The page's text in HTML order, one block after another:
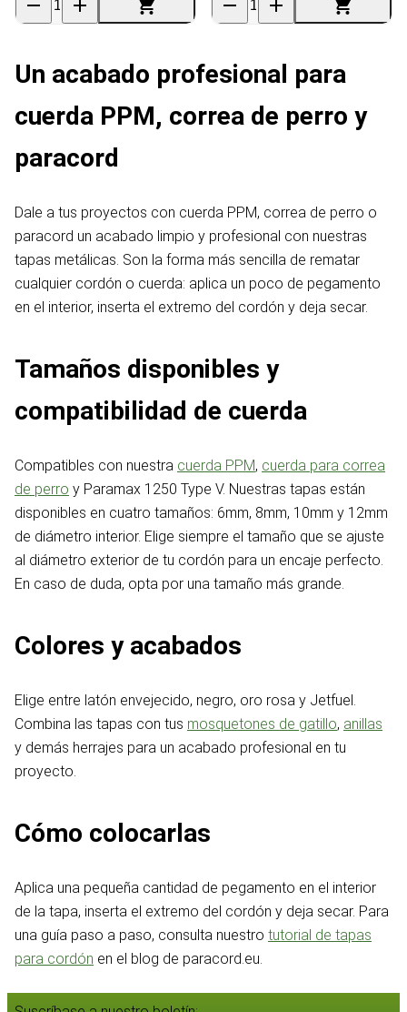
Un acabado profesional para
cuerda PPM, correa de perro y
paracord
Dale a tus proyectos con cuerda PPM, correa de perro o
paracord un acabado limpio y profesional con nuestras
tapas metálicas. Son la forma más sencilla de rematar
cualquier cordón o cuerda: aplica un poco de pegamento
en el interior, inserta el extremo del cordón y deja secar.
Tamaños disponibles y
compatibilidad de cuerda
Compatibles con nuestra cuerda PPM, cuerda para correa
de perro y Paramax 1250 Type V. Nuestras tapas están
disponibles en cuatro tamaños: 6mm, 8mm, 10mm y 12mm
de diámetro interior. Elige siempre el tamaño que se ajuste
al diámetro exterior de tu cordón para un encaje perfecto.
En caso de duda, opta por una tamaño más grande.
Colores y acabados
Elige entre latón envejecido, negro, oro rosa y Jetfuel.
Combina las tapas con tus mosquetones de gatillo, anillas
y demás herrajes para un acabado profesional en tu
proyecto.
Cómo colocarlas
Aplica una pequeña cantidad de pegamento en el interior
de la tapa, inserta el extremo del cordón y deja secar. Para
una guía paso a paso, consulta nuestro tutorial de tapas
para cordón en el blog de paracord.eu.